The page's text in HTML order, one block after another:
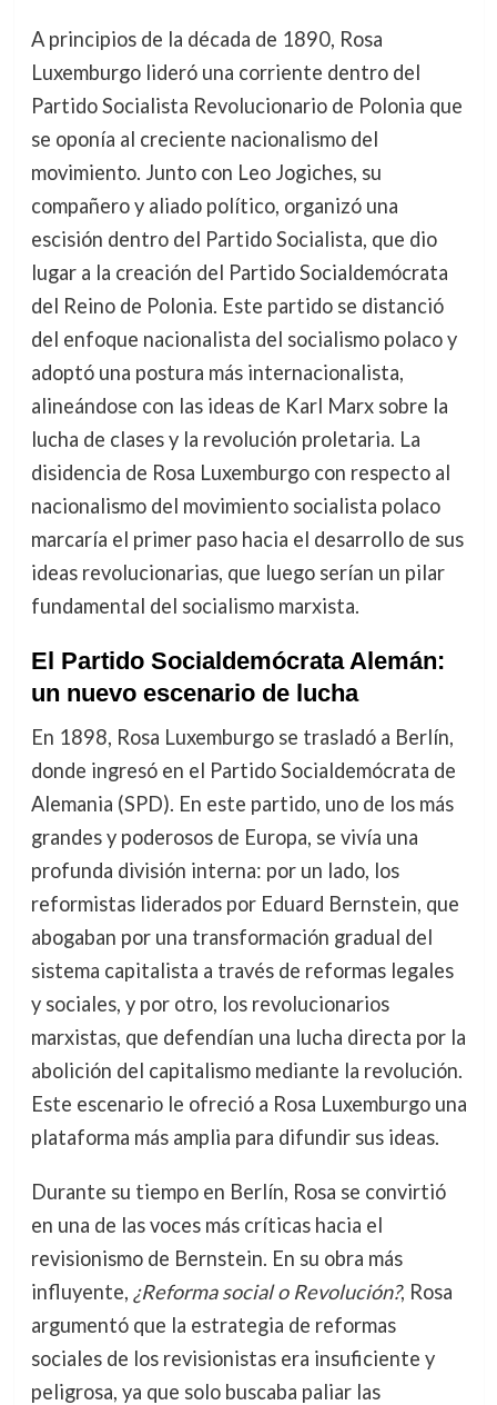
A principios de la década de 1890, Rosa
Luxemburgo lideró una corriente dentro del
Partido Socialista Revolucionario de Polonia que
se oponía al creciente nacionalismo del
movimiento. Junto con Leo Jogiches, su
compañero y aliado político, organizó una
escisión dentro del Partido Socialista, que dio
lugar a la creación del Partido Socialdemócrata
del Reino de Polonia. Este partido se distanció
del enfoque nacionalista del socialismo polaco y
adoptó una postura más internacionalista,
alineándose con las ideas de Karl Marx sobre la
lucha de clases y la revolución proletaria. La
disidencia de Rosa Luxemburgo con respecto al
nacionalismo del movimiento socialista polaco
marcaría el primer paso hacia el desarrollo de sus
ideas revolucionarias, que luego serían un pilar
fundamental del socialismo marxista.
El Partido Socialdemócrata Alemán:
un nuevo escenario de lucha
En 1898, Rosa Luxemburgo se trasladó a Berlín,
donde ingresó en el Partido Socialdemócrata de
Alemania (SPD). En este partido, uno de los más
grandes y poderosos de Europa, se vivía una
profunda división interna: por un lado, los
reformistas liderados por Eduard Bernstein, que
abogaban por una transformación gradual del
sistema capitalista a través de reformas legales
y sociales, y por otro, los revolucionarios
marxistas, que defendían una lucha directa por la
abolición del capitalismo mediante la revolución.
Este escenario le ofreció a Rosa Luxemburgo una
plataforma más amplia para difundir sus ideas.
Durante su tiempo en Berlín, Rosa se convirtió
en una de las voces más críticas hacia el
revisionismo de Bernstein. En su obra más
influyente, ¿Reforma social o Revolución?, Rosa
argumentó que la estrategia de reformas
sociales de los revisionistas era insuficiente y
peligrosa, ya que solo buscaba paliar las